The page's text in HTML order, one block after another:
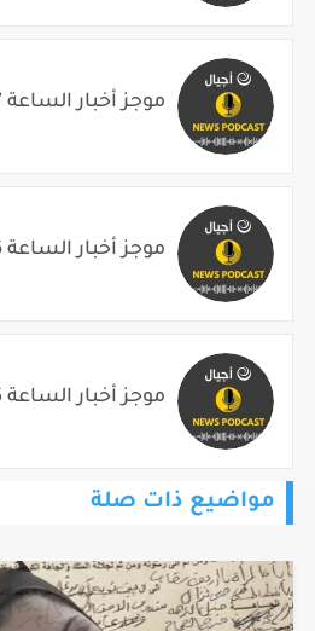
موجز أخبار الساعة 7 م 2026/08/06
موجز أخبار الساعة 6 م 2026/08/06
موجز أخبار الساعة 5 م 2026/08/06
مواضيع ذات صلة